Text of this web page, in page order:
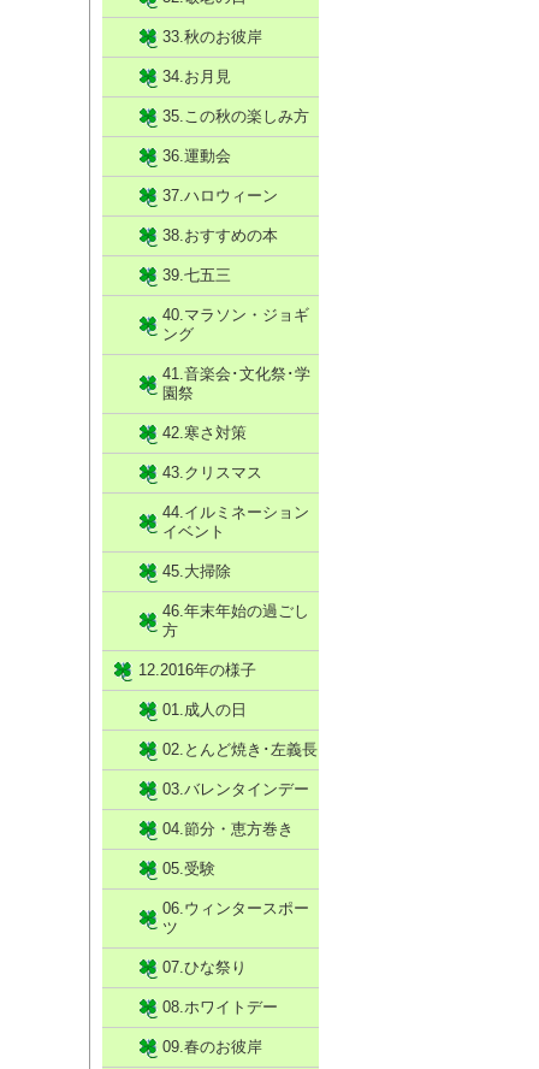
33.秋のお彼岸
34.お月見
35.この秋の楽しみ方
36.運動会
37.ハロウィーン
38.おすすめの本
39.七五三
40.マラソン・ジョギ
ング
41.音楽会･文化祭･学
園祭
42.寒さ対策
43.クリスマス
44.イルミネーション
イベント
45.大掃除
46.年末年始の過ごし
方
12.2016年の様子
01.成人の日
02.とんど焼き･左義長
03.バレンタインデー
04.節分・恵方巻き
05.受験
06.ウィンタースポー
ツ
07.ひな祭り
08.ホワイトデー
09.春のお彼岸